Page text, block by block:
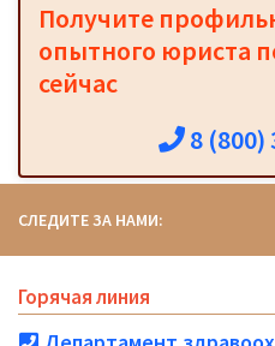
Получите
опытного юриста
сейчас
8 (800)
СЛЕДИТЕ ЗА НАМИ:
Горячая линия